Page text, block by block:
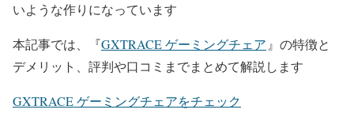
いような作りになっています
本記事では、『GXTRACE ゲーミングチェア 』の特徴と
デメリット、評判や口コミまでまとめて解説します
GXTRACE ゲーミングチェアをチェック